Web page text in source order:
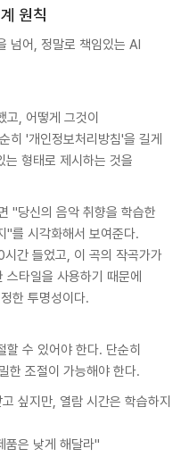
원칙
넘어, 정말로 책임있는 AI
, 어떻게 그것이
히 '개인정보처리방침'을 길게
형태로 제시하는 것을
"당신의 음악 취향을 학습한
"를 시각화해서 보여준다.
간 들었고, 이 곡의 작곡가가
타일을 사용하기 때문에
한 투명성이다.
수 있어야 한다. 단순히
한 조절이 가능해야 한다.
싶지만, 열람 시간은 학습하지
품은 낮게 해달라"